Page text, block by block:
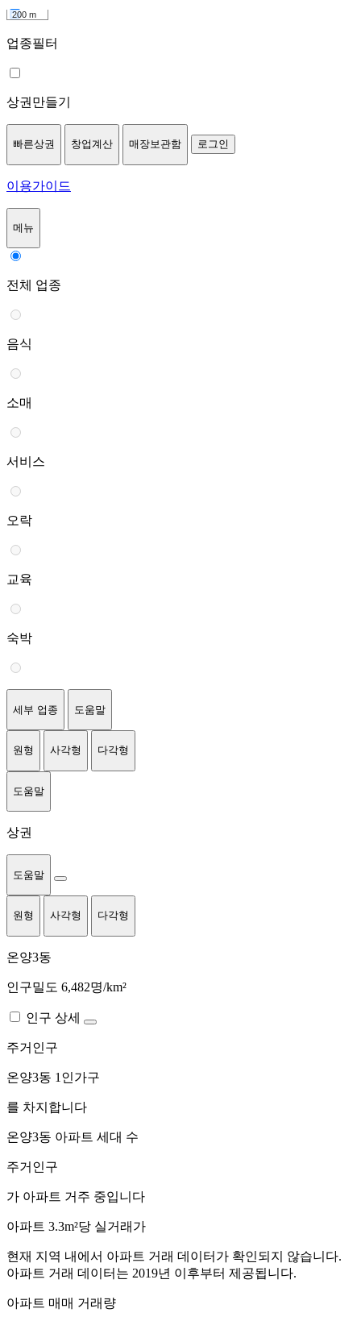
200 m
업종필터
상권만들기
빠른상권 창업계산 매장보관함 로그인
이용가이드
메뉴
전체 업종
음식
소매
서비스
오락
교육
숙박
세부 업종 도움말
원형 사각형 다각형
도움말
상권
도움말
원형 사각형 다각형
온양3동
인구밀도 6,482명/km²
인구 상세
주거인구
온양3동 1인가구
를 차지합니다
온양3동 아파트 세대 수
주거인구
가 아파트 거주 중입니다
아파트 3.3m²당 실거래가
현재 지역 내에서 아파트 거래 데이터가 확인되지 않습니다.
아파트 거래 데이터는 2019년 이후부터 제공됩니다.
아파트 매매 거래량